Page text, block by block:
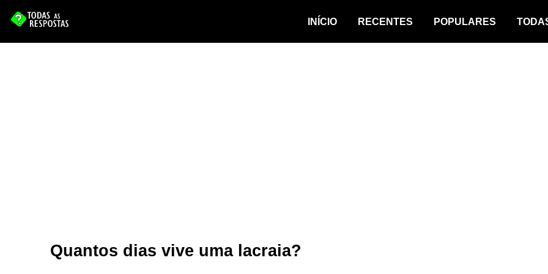
INÍCIO RECENTES POPULARES
Quantos dias vive uma lacraia?